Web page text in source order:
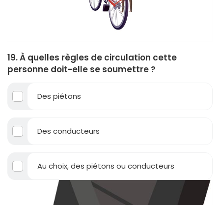
19. À quelles règles de circulation cette
personne doit-elle se soumettre ?
Des piétons
Des conducteurs
Au choix, des piétons ou conducteurs